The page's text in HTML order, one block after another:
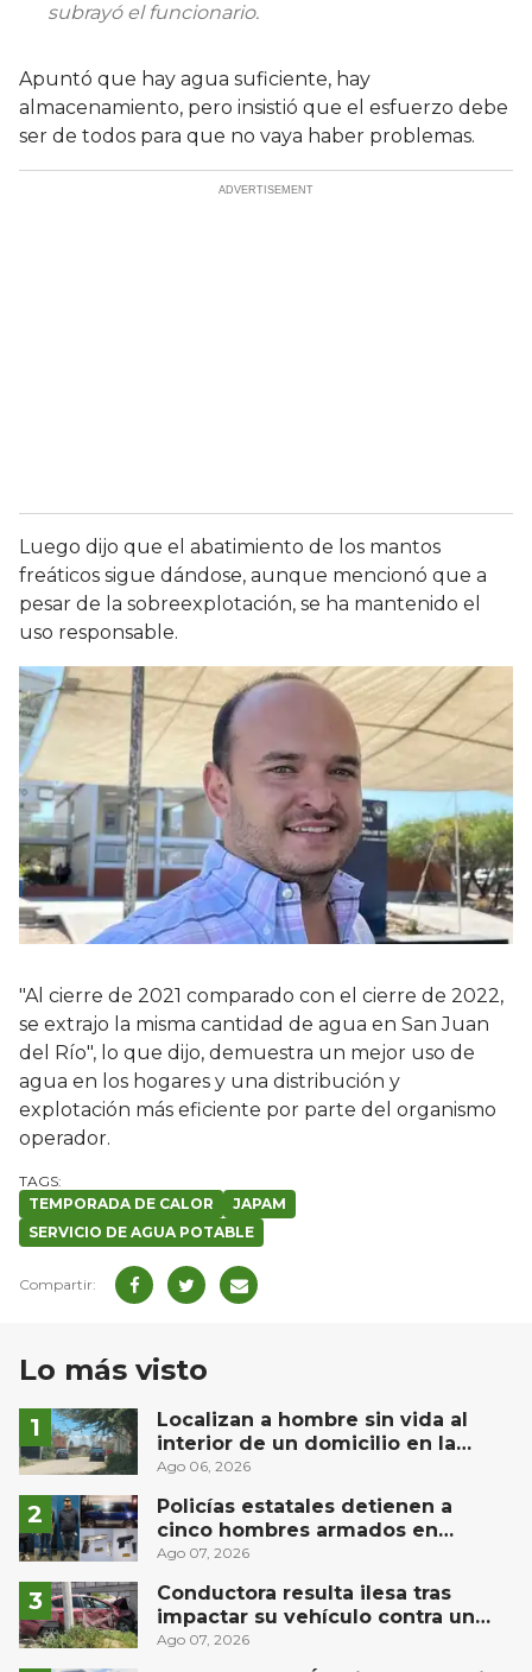
subrayó el funcionario.
Apuntó que hay agua suficiente, hay
almacenamiento, pero insistió que el esfuerzo debe
ser de todos para que no vaya haber problemas.
Luego dijo que el abatimiento de los mantos
freáticos sigue dándose, aunque mencionó que a
pesar de la sobreexplotación, se ha mantenido el
uso responsable.
"Al cierre de 2021 comparado con el cierre de 2022,
se extrajo la misma cantidad de agua en San Juan
del Río", lo que dijo, demuestra un mejor uso de
agua en los hogares y una distribución y
explotación más eficiente por parte del organismo
operador.
TEMPORADA DE CALOR
JAPAM
SERVICIO DE AGUA POTABLE
Lo más visto
Localizan a hombre sin vida al
interior de un domicilio en la
comunidad El Rodeo, San Juan del
Ago 06, 2026
Policías estatales detienen a
cinco hombres armados en
Puebla capital
Ago 07, 2026
Conductora resulta ilesa tras
impactar su vehículo contra un
muro en Huimilpan
Ago 07, 2026